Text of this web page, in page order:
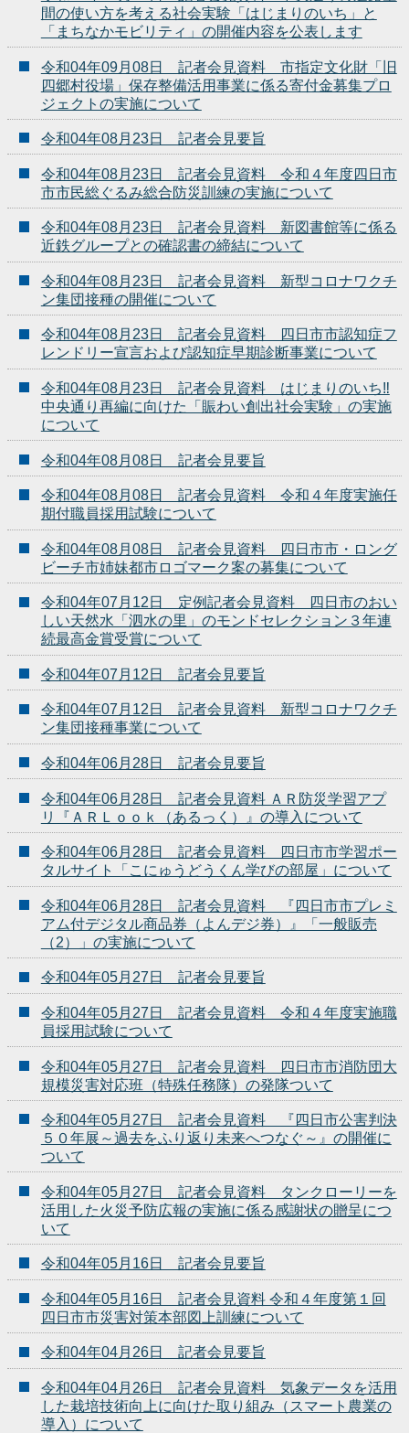
間の使い方を考える社会実験「はじまりのいち」と
「まちなかモビリティ」の開催内容を公表します
令和04年09月08日 記者会見資料 市指定文化財「旧
四郷村役場」保存整備活用事業に係る寄付金募集プロ
ジェクトの実施について
令和04年08月23日 記者会見要旨
令和04年08月23日 記者会見資料 令和４年度四日市
市市民総ぐるみ総合防災訓練の実施について
令和04年08月23日 記者会見資料 新図書館等に係る
近鉄グループとの確認書の締結について
令和04年08月23日 記者会見資料 新型コロナワクチ
ン集団接種の開催について
令和04年08月23日 記者会見資料 四日市市認知症フ
レンドリー宣言および認知症早期診断事業について
令和04年08月23日 記者会見資料 はじまりのいち‼
中央通り再編に向けた「賑わい創出社会実験」の実施
について
令和04年08月08日 記者会見要旨
令和04年08月08日 記者会見資料 令和４年度実施任
期付職員採用試験について
令和04年08月08日 記者会見資料 四日市市・ロング
ビーチ市姉妹都市ロゴマーク案の募集について
令和04年07月12日 定例記者会見資料 四日市のおい
しい天然水「泗水の里」のモンドセレクション３年連
続最高金賞受賞について
令和04年07月12日 記者会見要旨
令和04年07月12日 記者会見資料 新型コロナワクチ
ン集団接種事業について
令和04年06月28日 記者会見要旨
令和04年06月28日 記者会見資料 ＡＲ防災学習アプ
リ『ＡＲＬｏｏｋ（あるっく）』の導入について
令和04年06月28日 記者会見資料 四日市市学習ポー
タルサイト「こにゅうどうくん学びの部屋」について
令和04年06月28日 記者会見資料 『四日市市プレミ
アム付デジタル商品券（よんデジ券）』「一般販売
（2）」の実施について
令和04年05月27日 記者会見要旨
令和04年05月27日 記者会見資料 令和４年度実施職
員採用試験について
令和04年05月27日 記者会見資料 四日市市消防団大
規模災害対応班（特殊任務隊）の発隊ついて
令和04年05月27日 記者会見資料 『四日市公害判決
５０年展～過去をふり返り未来へつなぐ～』の開催に
ついて
令和04年05月27日 記者会見資料 タンクローリーを
活用した火災予防広報の実施に係る感謝状の贈呈につ
いて
令和04年05月16日 記者会見要旨
令和04年05月16日 記者会見資料 令和４年度第１回
四日市市災害対策本部図上訓練について
令和04年04月26日 記者会見要旨
令和04年04月26日 記者会見資料 気象データを活用
した栽培技術向上に向けた取り組み（スマート農業の
導入）について